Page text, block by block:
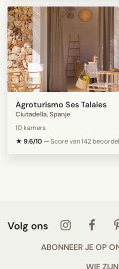
Agroturismo Ses Talaies
Ciutadella, Spanje
10 kamers
★ 9.6/10 —Score van 142
Volg ons
ABONNEER JE OP
WIE